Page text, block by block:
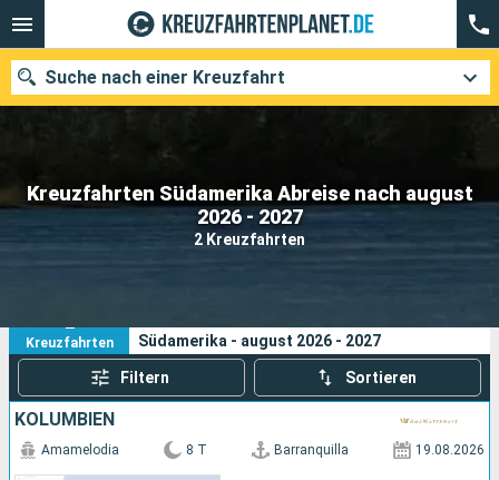
Kreuzfahrten Südamerika Abreise nach august
2026 - 2027
2 Kreuzfahrten
Suche nach einer Kreuzfahrt
Unsere Ziele
Suchen
2
Kreuzfahrten
Südamerika - august 2026 - 2027
Filtern Sortieren
KOLUMBIEN
Amamelodia 8 T Barranquilla 19.08.2026